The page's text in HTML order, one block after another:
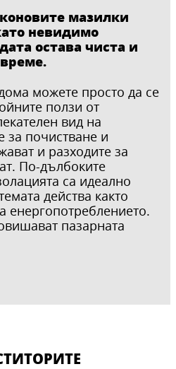
мазилки
невидимо
остава чиста и
можете просто да се
ползи от
вид на
за почистване и
и разходите за
По-дълбоките
са идеално
действа както
енергопотреблението.
пазарната